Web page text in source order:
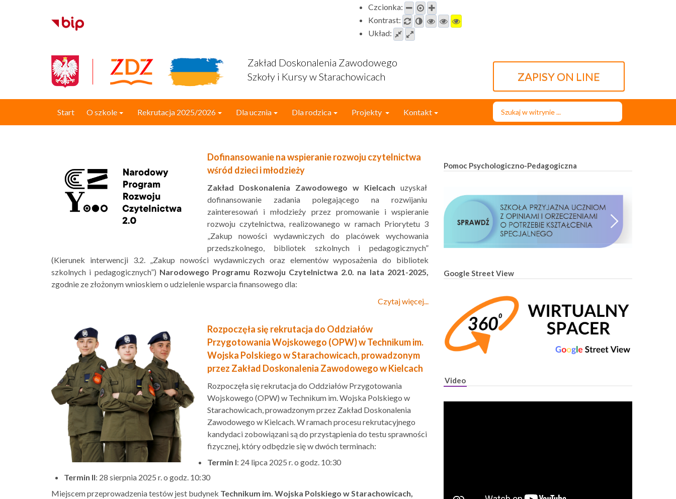
Czcionka:
Kontrast:
Układ:
Zakład Doskonalenia Zawodowego
Szkoły i Kursy w Starachowicach
ZAPISY ON LINE
Start O szkole Rekrutacja 2025/2026 Dla ucznia Dla rodzica Projekty Kontakt
Szukaj...
Dofinansowanie na wspieranie rozwoju czytelnictwa
wśród dzieci i młodzieży
Zakład Doskonalenia Zawodowego w Kielcach uzyskał
dofinansowanie zadania polegającego na rozwijaniu
zainteresowań i młodzieży przez promowanie i wspieranie
rozwoju czytelnictwa, realizowanego w ramach Priorytetu 3
„Zakup nowości wydawniczych do placówek wychowania
przedszkolnego, bibliotek szkolnych i pedagogicznych”
(Kierunek interwencji 3.2. „Zakup nowości wydawniczych oraz elementów wyposażenia do bibliotek
szkolnych i pedagogicznych”) Narodowego Programu Rozwoju Czytelnictwa 2.0. na lata 2021-2025,
zgodnie ze złożonym wnioskiem o udzielenie wsparcia finansowego dla:
Czytaj więcej...
Rozpoczęła się rekrutacja do Oddziałów
Przygotowania Wojskowego (OPW) w Technikum im.
Wojska Polskiego w Starachowicach, prowadzonym
przez Zakład Doskonalenia Zawodowego w Kielcach
Rozpoczęła się rekrutacja do Oddziałów Przygotowania
Wojskowego (OPW) w Technikum im. Wojska Polskiego w
Starachowicach, prowadzonym przez Zakład Doskonalenia
Zawodowego w Kielcach.W ramach procesu rekrutacyjnego
kandydaci zobowiązani są do przystąpienia do testu sprawności
fizycznej, który odbędzie się w dwóch terminach:
Termin I: 24 lipca 2025 r. o godz. 10:30
Termin II: 28 sierpnia 2025 r. o godz. 10:30
Miejscem przeprowadzenia testów jest budynek Technikum im. Wojska Polskiego w Starachowicach,
Pomoc Psychologiczno-Pedagogiczna
Google Street View
Video